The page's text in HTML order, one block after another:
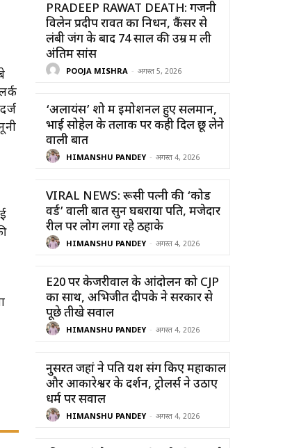
PRADEEP RAWAT DEATH: गजनी
विलेन प्रदीप रावत का निधन, कैंसर से
लंबी जंग के बाद 74 साल की उम्र में ली
अंतिम सांस
POOJA MISHRA - अगस्त 5, 2026
‘अलायंस’ शो में इमोशनल हुए सलमान,
भाई सोहेल के तलाक पर कही दिल छू लेने
वाली बात
HIMANSHU PANDEY - अगस्त 4, 2026
VIRAL NEWS: रूसी पत्नी की ‘कोड
वर्ड’ वाली बात सुन घबराया पति, मजेदार
रील पर लोग लगा रहे ठहाके
HIMANSHU PANDEY - अगस्त 4, 2026
E20 पर केजरीवाल के आंदोलन को CJP
का साथ, अभिजीत दीपके ने सरकार से
पूछे तीखे सवाल
HIMANSHU PANDEY - अगस्त 4, 2026
नुसरत जहां ने पति यश संग किए महाकाल
और ओंकारेश्वर के दर्शन, ट्रोलर्स ने उठाए
धर्म पर सवाल
HIMANSHU PANDEY - अगस्त 4, 2026